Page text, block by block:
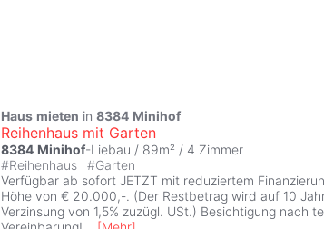
Haus mieten in 8384 Minihof
Reihenhaus mit Garten
8384 Minihof-Liebau / 89m² / 4 Zimmer
#Reihenhaus #Garten
Verfügbar ab sofort JETZT mit reduziertem
Höhe von € 20.000,-. (Der Restbetrag wird auf 10
Verzinsung von 1,5% zuzügl. USt.) Besichtigung nach